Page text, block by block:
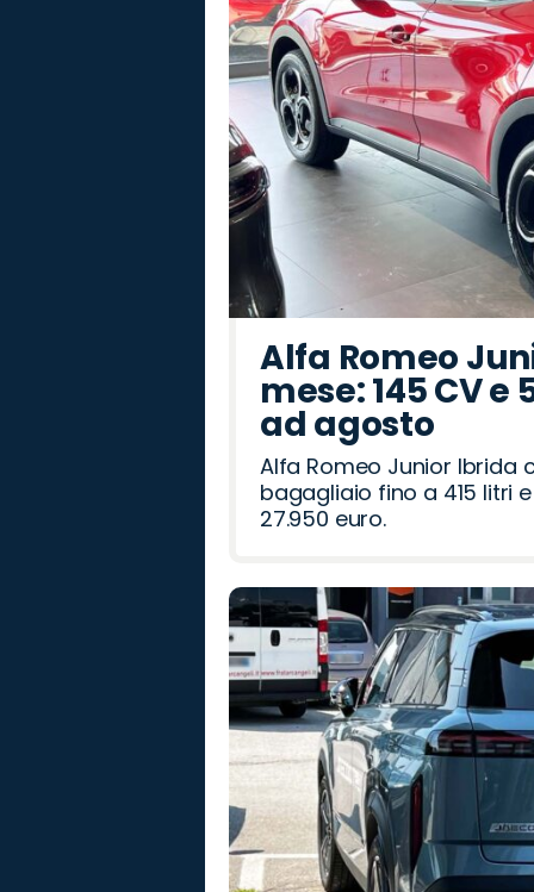
Alfa Romeo
mese: 145 CV
ad agosto
Alfa Romeo Junior Ibrida
bagagliaio fino a 415 litri
27.950 euro.